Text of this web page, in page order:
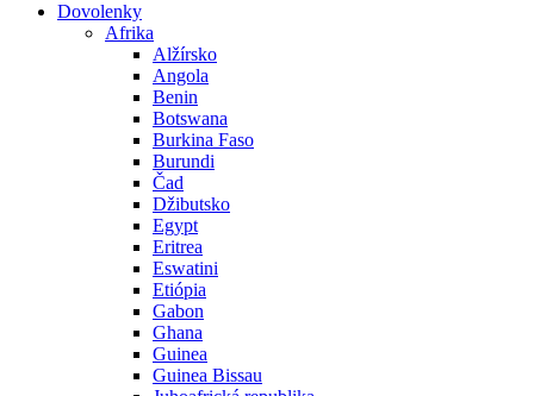
Dovolenky
Afrika
Alžírsko
Angola
Benin
Botswana
Burkina Faso
Burundi
Čad
Džibutsko
Egypt
Eritrea
Eswatini
Etiópia
Gabon
Ghana
Guinea
Guinea Bissau